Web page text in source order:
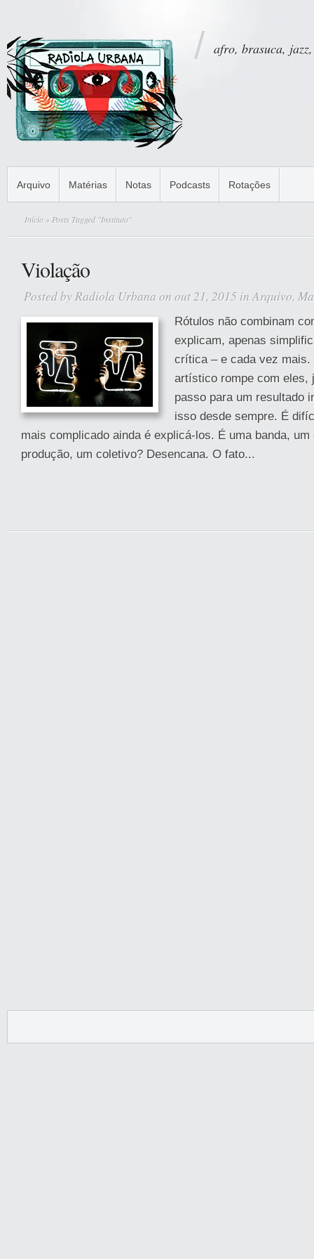
afro, brasuca,
Arquivo Matérias Notas Podcasts Rotações
Início » Posts Tagged "Instituto"
Violação
Posted by Radiola Urbana on out 21, 2015 inArquivo,
Rótulos não combinam
explicam, apenas
crítica – e cada vez mais.
artístico rompe com eles,
passo para um resultado
isso desde sempre. É
mais complicado ainda é explicá-los. É uma banda,
produção, um coletivo? Desencana. O fato...